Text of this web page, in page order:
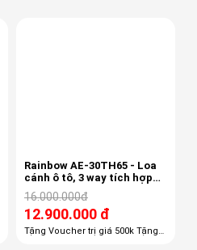
Rainbow AE-30TH65 - Loa
cánh ô tô, 3 way tích hợp
mid-treb , 6.5 inch, 80/150w,
50-22khz, 87db
16.000.000đ
12.900.000 đ
Tặng Voucher trị giá 500k Tặng